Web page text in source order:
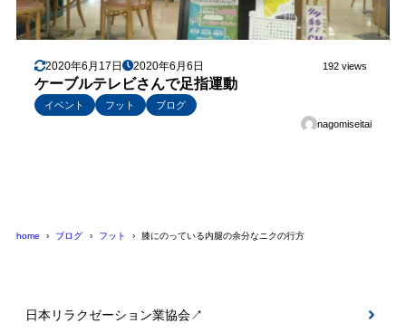
2020年6月17日 2020年6月6日 192 views
ケーブルテレビさんで足指運動
イベント フット
ブログ
nagomiseitai
home ブログ フット 膝にのっている内腿の余分なニクの行方
日本リラクゼーション業協会↗